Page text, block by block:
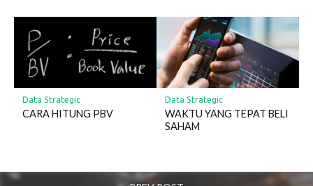
Data Strategic
CARA HITUNG PBV
Data Strategic
WAKTU YANG TEPAT BELI
SAHAM